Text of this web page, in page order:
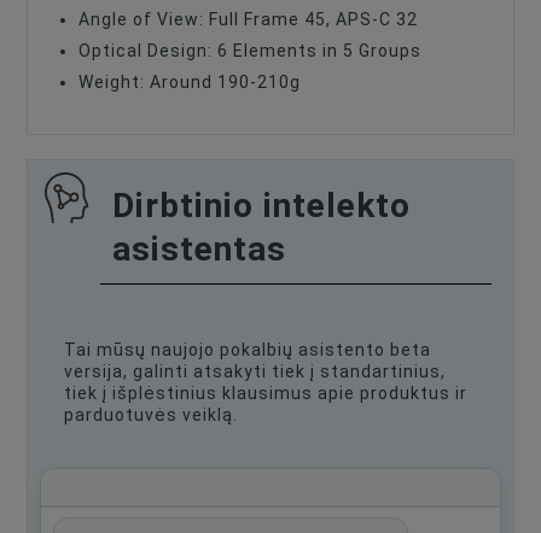
Angle of View: Full Frame 45, APS-C 32
Optical Design: 6 Elements in 5 Groups
Weight: Around 190-210g
Dirbtinio intelekto
asistentas
Tai mūsų naujojo pokalbių asistento beta
versija, galinti atsakyti tiek į standartinius,
tiek į išplėstinius klausimus apie produktus ir
parduotuvės veiklą.